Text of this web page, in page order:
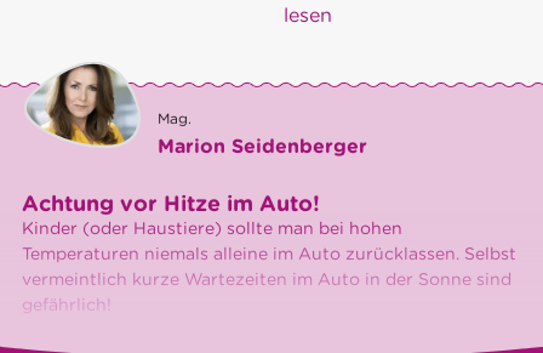
lesen
Mag.
Marion Seidenberger
Achtung vor Hitze im Auto!
Kinder (oder Haustiere) sollte man bei hohen
Temperaturen niemals alleine im Auto zurücklassen. Selbst
vermeintlich kurze Wartezeiten im Auto in der Sonne sind
gefährlich!